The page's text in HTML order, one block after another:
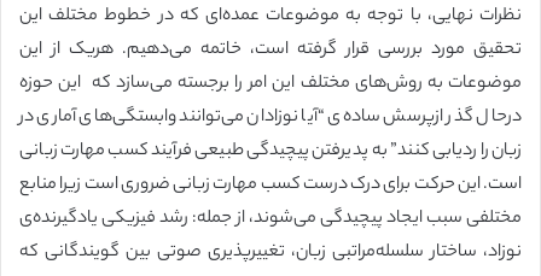
نظرات نهایی، با توجه به موضوعات عمده‌ای که در خطوط مختلف این
تحقیق مورد بررسی قرار گرفته است، خاتمه می‌دهیم. هریک از این
موضوعات به روش‌های مختلف این امر را برجسته می‌سازد که این حوزه
درحال گذر ازپرسش ساده‌ی “آیا نوزادان می‌توانند وابستگی‌های آماری در
زبان را ردیابی کنند” به پدیرفتن پیچیدگی طبیعی فرآیند کسب مهارت زبانی
است. این حرکت برای درک درست کسب مهارت زبانی ضروری است زیرا منابع
مختلفی سبب ایجاد پیچیدگی‌ می‌شوند، از جمله: رشد فیزیکی یادگیرنده‌ی
نوزاد، ساختار سلسله‌مراتبی زبان، تغییرپذیری صوتی بین گویندگانی که